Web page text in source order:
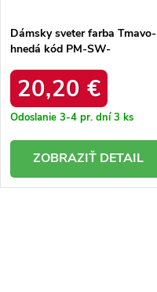
Dámsky sveter farba Tmavo-
hnedá kód PM-SW-
20,20 €
Odoslanie 3-4 pr. dní3 ks
DETAIL